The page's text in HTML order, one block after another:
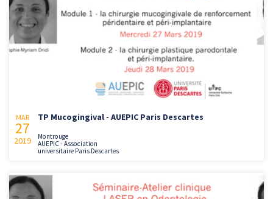
MAR
27
2019
TP Mucogingival - AUEPIC Paris Descartes
Montrouge
AUEPIC - Association
universitaire Paris Descartes